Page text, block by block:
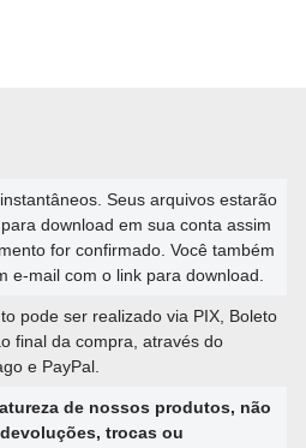
Seus arquivos estarão
download em sua conta assim
for confirmado. Você também
e-mail com o link para download.
pode ser realizado via PIX, Boleto
final da compra, através do
e PayPal.
de nossos produtos, não
trocas ou